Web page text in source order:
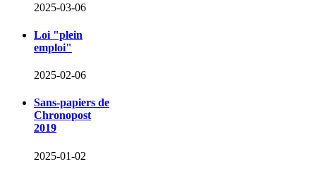
2025-03-06
Loi "plein
emploi"
2025-02-06
Sans-papiers de
Chronopost
2019
2025-01-02